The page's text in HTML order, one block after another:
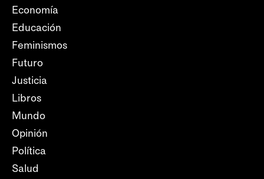
Economía
Educación
Feminismos
Futuro
Justicia
Libros
Mundo
Opinión
Política
Salud